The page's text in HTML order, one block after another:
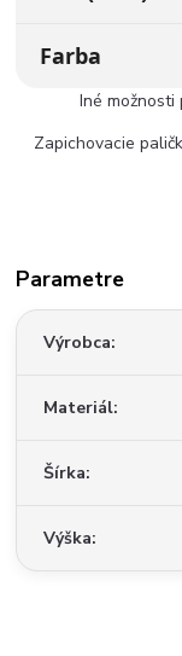
Farba
Iné
Zapichovacie
Parametre
Výrobca
Materiál
Šírka
Výška